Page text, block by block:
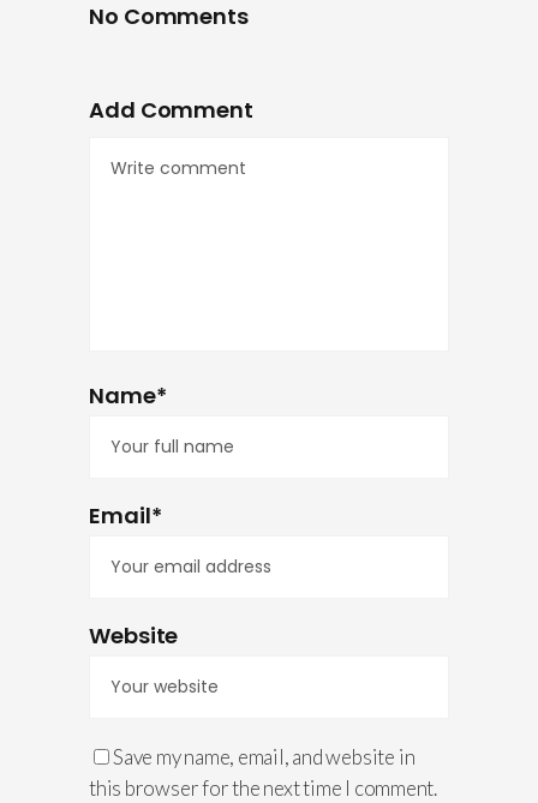
No Comments
Add Comment
Name*
Email*
Website
Save my name, email, and website in
this browser for the next time I comment.